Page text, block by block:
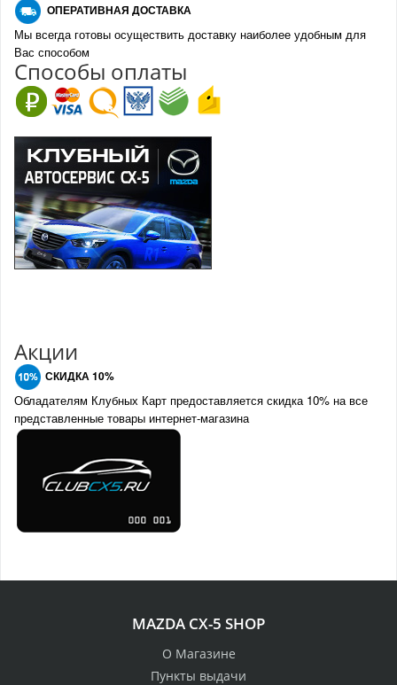
ОПЕРАТИВНАЯ ДОСТАВКА
Мы всегда готовы осуществить доставку наиболее удобным для
Вас способом
Способы оплаты
Акции
СКИДКА 10%
Обладателям Клубных Карт предоставляется скидка 10% на все
представленные товары интернет-магазина
MAZDA CX-5 SHOP
О Магазине
Пункты выдачи